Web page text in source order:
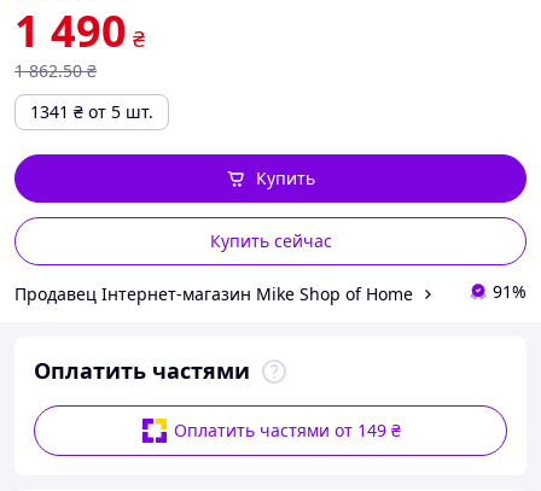
1 490 ₴
1 862.50 ₴
1341 ₴ от 5 шт.
Купить сейчас
Купить
Продавец Інтернет-магазин Mike Shop of Home 91%
Оплатить частями
Оплатить частями от 149 ₴